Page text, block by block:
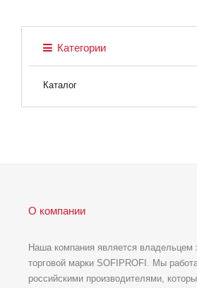
Категории
Каталог
О компании
Наша компания является владельцем
торговой марки SOFIPROFI. Мы
российскими производителями,